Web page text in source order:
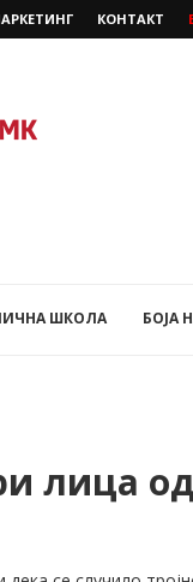
КОНТАКТ
ШКОЛА БОЈА
лица